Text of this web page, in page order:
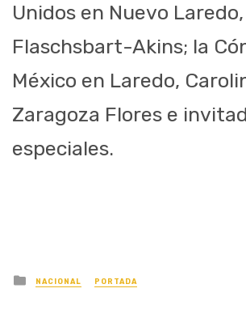
Unidos en Nuevo
Flaschsbart-Akins; la
México en Laredo,
Zaragoza Flores e
especiales.
Posted
in
NACIONAL PORTADA